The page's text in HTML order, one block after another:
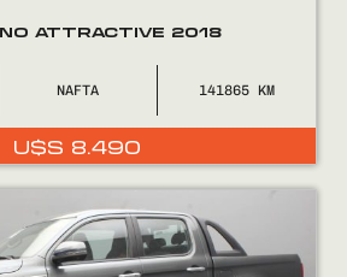
ATTRACTIVE 2018
NAFTA 141865
U$S 8.490